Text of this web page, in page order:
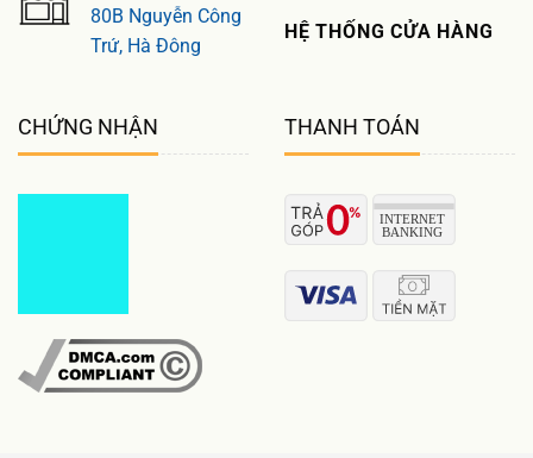
80B Nguyễn Công
Trứ, Hà Đông
HỆ THỐNG CỬA HÀNG
CHỨNG NHẬN THANH TOÁN